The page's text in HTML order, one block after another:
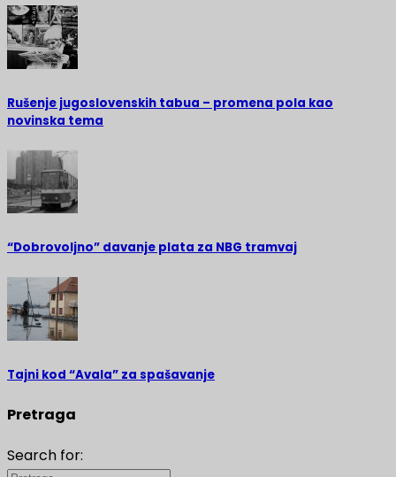
Rušenje jugoslovenskih tabua – promena pola kao
novinska tema
“Dobrovoljno” davanje plata za NBG tramvaj
Tajni kod “Avala” za spašavanje
Pretraga
Search for: